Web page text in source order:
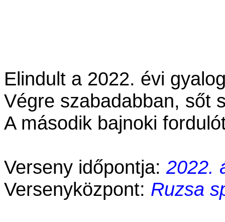
Elindult a 2022. évi
Végre szabadabban, sőt
A második bajnoki
Verseny időpontja: 2022.
Versenyközpont: Ruzsa